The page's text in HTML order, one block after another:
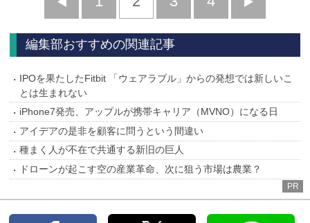
へ
へ
編集部おすすめの関連記事
IPOを果たしたFitbit 「ウェアラブル」からの発想では新しいこ
とは生まれない
iPhone7発売、アップルが携帯キャリア（MVNO）になる日
アイデアの是非を顧客に問うという間違い
種まく人が不在で共通する新旧の巨人
ドローンが起こす空の産業革命、次に狙う市場は農業？
PR